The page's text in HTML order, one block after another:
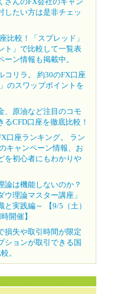
したい方は是非チェッ
比較！「スプレッド」
ト」で比較して一覧表
ン情報も掲載中。
コリラ。 約30のFX口座
のスワップポイントを
、原油など注目のコモ
るCFD口座を徹底比較！
口座ランキング。 ラン
キャンペーン情報、お
を初心者にもわかりや
論は機能しないのか？
ウ理論マスター講座」
と実践編～ 【9/5（土）
開催】
損失や取引時間が限定
ションが取引できる国
。